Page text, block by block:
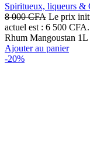
Spiritueux, liqueurs &
8 000CFA Le prix
actuel est : 6 500 CFA.
Rhum Mangoustan
Ajouter au panier
-20%